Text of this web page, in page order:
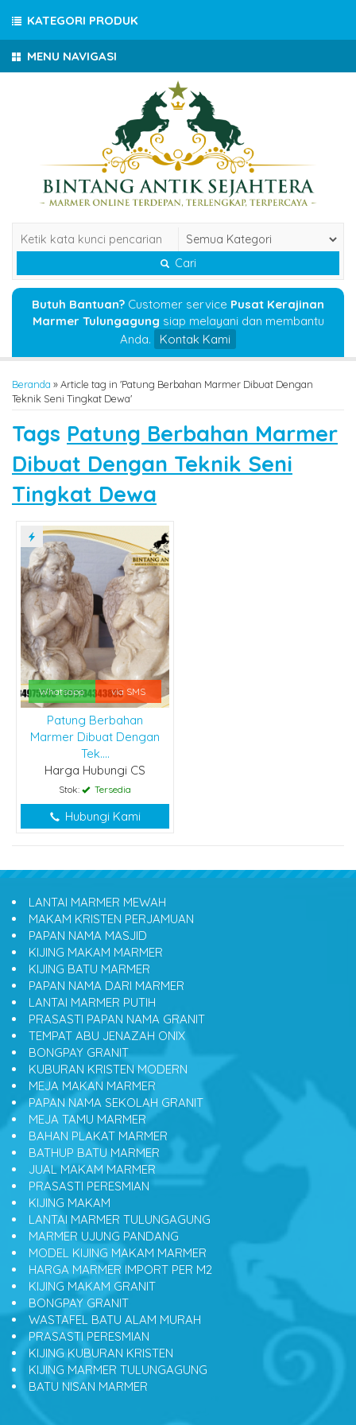
MENU NAVIGASI
Cari
Butuh Bantuan? Customer service Pusat Kerajinan
Marmer Tulungagung siap melayani dan membantu
Anda.
Kontak Kami
Beranda »Article tag in 'Patung Berbahan Marmer Dibuat Dengan
Teknik Seni Tingkat Dewa'
Tags Patung Berbahan Marmer
Dibuat Dengan Teknik Seni
Tingkat Dewa
Whatsapp via SMS
Patung Berbahan
Marmer Dibuat Dengan
Tek....
Harga Hubungi CS
Stok: Tersedia
Hubungi Kami
KATEGORI PRODUK
LANTAI MARMER MEWAH
MAKAM KRISTEN PERJAMUAN
PAPAN NAMA MASJID
KIJING MAKAM MARMER
KIJING BATU MARMER
PAPAN NAMA DARI MARMER
LANTAI MARMER PUTIH
PRASASTI PAPAN NAMA GRANIT
TEMPAT ABU JENAZAH ONIX
BONGPAY GRANIT
KUBURAN KRISTEN MODERN
MEJA MAKAN MARMER
PAPAN NAMA SEKOLAH GRANIT
MEJA TAMU MARMER
BAHAN PLAKAT MARMER
BATHUP BATU MARMER
JUAL MAKAM MARMER
PRASASTI PERESMIAN
KIJING MAKAM
LANTAI MARMER TULUNGAGUNG
MARMER UJUNG PANDANG
MODEL KIJING MAKAM MARMER
HARGA MARMER IMPORT PER M2
KIJING MAKAM GRANIT
BONGPAY GRANIT
WASTAFEL BATU ALAM MURAH
PRASASTI PERESMIAN
KIJING KUBURAN KRISTEN
KIJING MARMER TULUNGAGUNG
BATU NISAN MARMER